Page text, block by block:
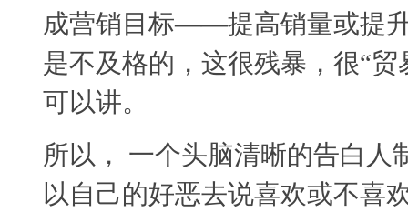
成营销目标——提高销量或提
是不及格的，这很残暴，很“
可以讲。
所以， 一个头脑清晰的告白人
以自己的好恶去说喜欢或不喜